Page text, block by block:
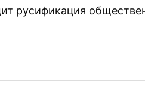
русификация